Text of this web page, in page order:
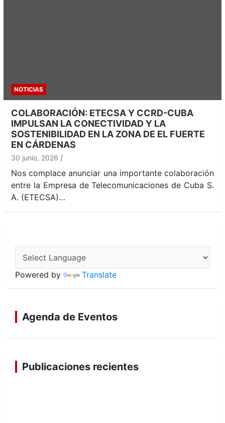
NOTICIAS
COLABORACIÓN: ETECSA Y CCRD-CUBA
IMPULSAN LA CONECTIVIDAD Y LA
SOSTENIBILIDAD EN LA ZONA DE EL FUERTE
EN CÁRDENAS
30 junio, 2026
Nos complace anunciar una importante colaboración
entre la Empresa de Telecomunicaciones de Cuba S.
A. (ETECSA)…
Powered by Translate
Agenda de Eventos
Publicaciones recientes